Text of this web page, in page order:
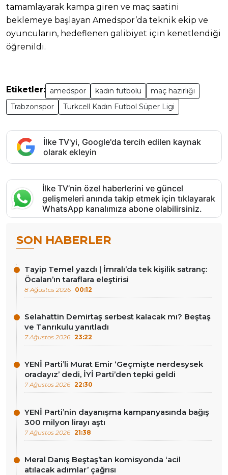
tamamlayarak kampa giren ve maç saatini
beklemeye başlayan Amedspor’da teknik ekip ve
oyuncuların, hedeflenen galibiyet için kenetlendiği
öğrenildi.
Etiketler: amedspor kadın futbolu
maç hazırlığı
Trabzonspor
Turkcell Kadın Futbol Süper Ligi
İlke TV'yi, Google'da tercih edilen kaynak
olarak ekleyin
İlke TV’nin özel haberlerini ve güncel
gelişmeleri anında takip etmek için tıklayarak
WhatsApp kanalımıza abone olabilirsiniz.
SON HABERLER
Tayip Temel yazdı | İmralı’da tek kişilik satranç:
Öcalan’ın taraflara eleştirisi
8 Ağustos 2026 00:12
Selahattin Demirtaş serbest kalacak mı? Beştaş
ve Tanrıkulu yanıtladı
7 Ağustos 2026 23:22
YENİ Parti’li Murat Emir ‘Geçmişte nerdesysek
oradayız’ dedi, İYİ Parti’den tepki geldi
7 Ağustos 2026 22:30
YENİ Parti’nin dayanışma kampanyasında bağış
300 milyon lirayı aştı
7 Ağustos 2026 21:38
Meral Danış Beştaş’tan komisyonda ‘acil
atılacak adımlar’ çağrısı